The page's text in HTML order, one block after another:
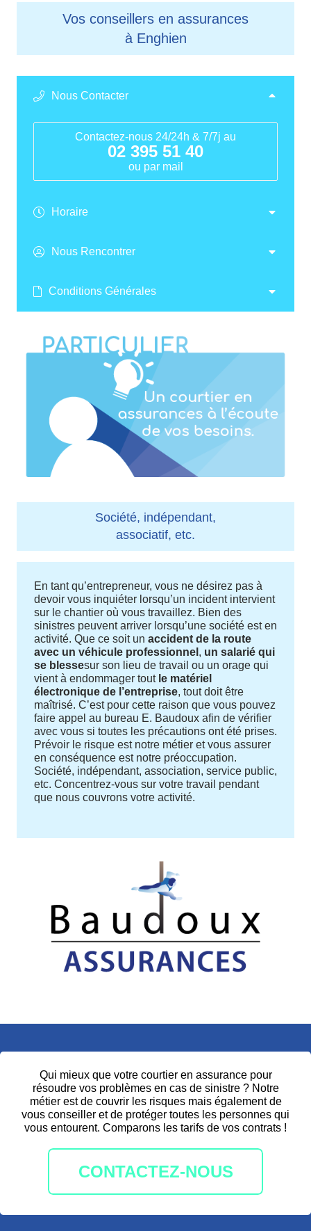
Vos conseillers en assurances
à Enghien
Nous Contacter
Contactez-nous 24/24h & 7/7j au
02 395 51 40
ou par mail
Horaire
Nous Rencontrer
Conditions Générales
Société, indépendant,
associatif, etc.
En tant qu’entrepreneur, vous ne désirez pas à
devoir vous inquiéter lorsqu’un incident intervient
sur le chantier où vous travaillez. Bien des
sinistres peuvent arriver lorsqu’une société est en
activité. Que ce soit un accident de la route
avec un véhicule professionnel , un salarié qui
se blessesur son lieu de travail ou un orage qui
vient à endommager tout le matériel
électronique de l’entreprise, tout doit être
maîtrisé. C’est pour cette raison que vous pouvez
faire appel au bureau E. Baudoux afin de vérifier
avec vous si toutes les précautions ont été prises.
Prévoir le risque est notre métier et vous assurer
en conséquence est notre préoccupation.
Société, indépendant, association, service public,
etc. Concentrez-vous sur votre travail pendant
que nous couvrons votre activité.
Qui mieux que votre courtier en assurance pour
résoudre vos problèmes en cas de sinistre ? Notre
métier est de couvrir les risques mais également de
vous conseiller et de protéger toutes les personnes qui
vous entourent. Comparons les tarifs de vos contrats !
CONTACTEZ-NOUS